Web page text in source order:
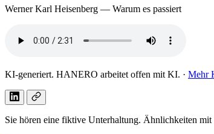
Werner Karl Heisenberg — Warum es passiert
KI-generiert. HANERO arbeitet offen mit KI. · Mehr
Sie hören eine fiktive Unterhaltung. Ähnlichkeiten